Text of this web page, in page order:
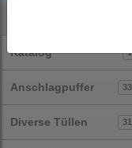
Katalog 1
Anschlagpuffer 33
Diverse Tüllen 31